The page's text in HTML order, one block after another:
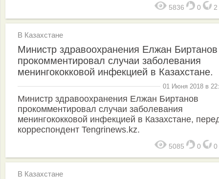
5836 0 2
В Казахстане
Министр здравоохранения Елжан Биртанов
прокомментировал случаи заболевания
менингококковой инфекцией в Казахстане.
01 Июня 2018 в
Министр здравоохранения Елжан Биртанов
прокомментировал случаи заболевания
менингококковой инфекцией в Казахстане,
корреспондент Tengrinews.kz.
5085 0 0
В Казахстане